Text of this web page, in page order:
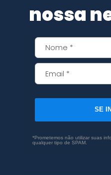
nossa
SE
*Prometemos não utilizar suas
qualquer tipo de SPAM.